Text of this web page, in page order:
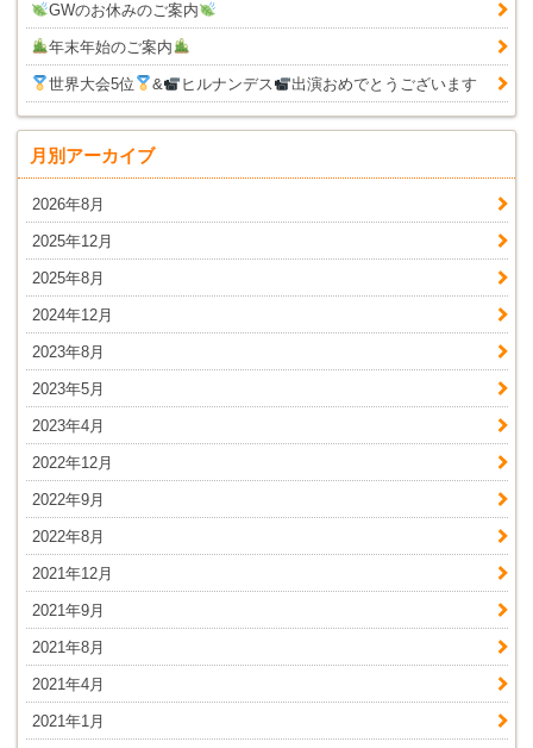
GWのお休みのご案内
年末年始のご案内
世界大会5位 & ヒルナンデス 出演おめでとうございます
月別アーカイブ
2026年8月
2025年12月
2025年8月
2024年12月
2023年8月
2023年5月
2023年4月
2022年12月
2022年9月
2022年8月
2021年12月
2021年9月
2021年8月
2021年4月
2021年1月